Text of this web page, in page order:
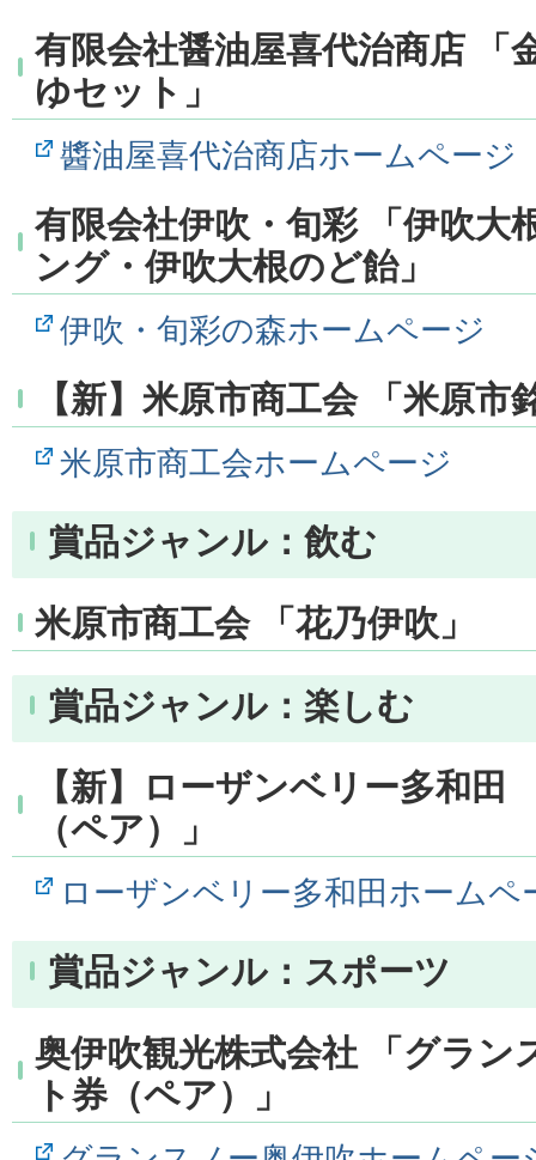
有限会社醤油屋喜代治商店 「
ゆセット」
醬油屋喜代治商店ホームページ
有限会社伊吹・旬彩 「伊吹大
ング・伊吹大根のど飴」
伊吹・旬彩の森ホームページ
【新】米原市商工会 「米原市
米原市商工会ホームページ
賞品ジャンル：飲む
米原市商工会 「花乃伊吹」
賞品ジャンル：楽しむ
【新】ローザンベリー多和田
（ペア）」
ローザンベリー多和田ホームペ
賞品ジャンル：スポーツ
奥伊吹観光株式会社 「グラン
ト券（ペア）」